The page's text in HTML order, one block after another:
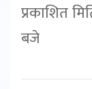
प्रकाशित
बजे